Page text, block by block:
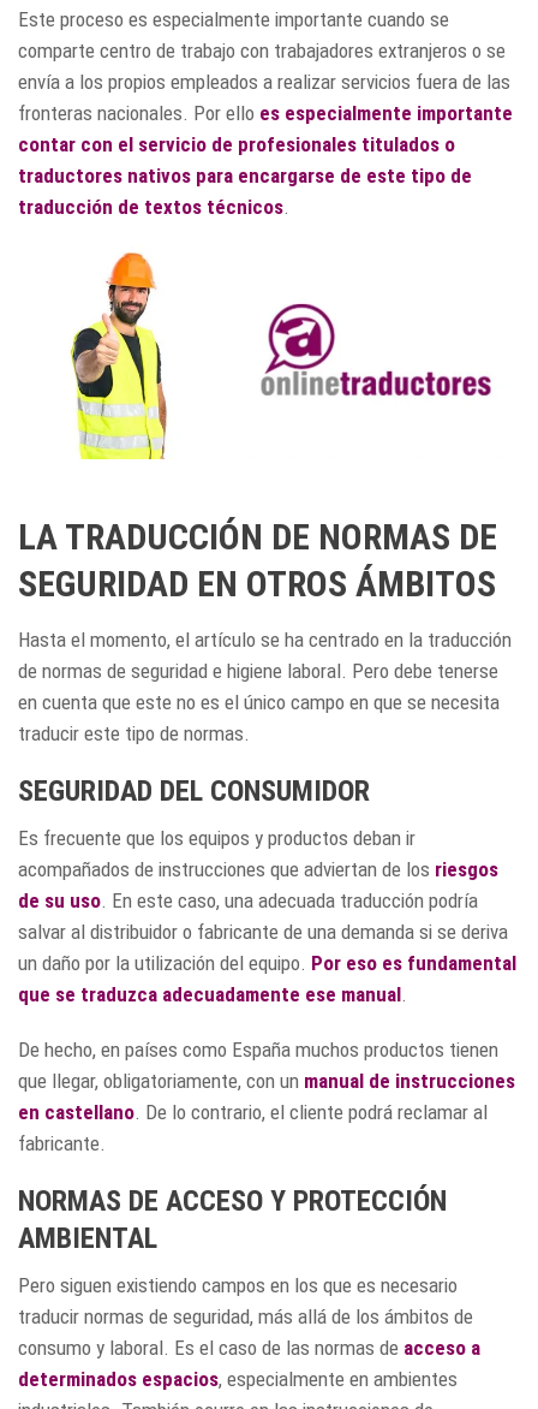
Este proceso es especialmente importante cuando se
comparte centro de trabajo con trabajadores extranjeros o se
envía a los propios empleados a realizar servicios fuera de las
fronteras nacionales. Por ello es especialmente importante
contar con el servicio de profesionales titulados o
traductores nativos para encargarse de este tipo de
traducción de textos técnicos.
LA TRADUCCIÓN DE NORMAS DE
SEGURIDAD EN OTROS ÁMBITOS
Hasta el momento, el artículo se ha centrado en la traducción
de normas de seguridad e higiene laboral. Pero debe tenerse
en cuenta que este no es el único campo en que se necesita
traducir este tipo de normas.
SEGURIDAD DEL CONSUMIDOR
Es frecuente que los equipos y productos deban ir
acompañados de instrucciones que adviertan de los riesgos
de su uso. En este caso, una adecuada traducción podría
salvar al distribuidor o fabricante de una demanda si se deriva
un daño por la utilización del equipo. Por eso es fundamental
que se traduzca adecuadamente ese manual.
De hecho, en países como España muchos productos tienen
que llegar, obligatoriamente, con un manual de instrucciones
en castellano. De lo contrario, el cliente podrá reclamar al
fabricante.
NORMAS DE ACCESO Y PROTECCIÓN
AMBIENTAL
Pero siguen existiendo campos en los que es necesario
traducir normas de seguridad, más allá de los ámbitos de
consumo y laboral. Es el caso de las normas de acceso a
determinados espacios, especialmente en ambientes